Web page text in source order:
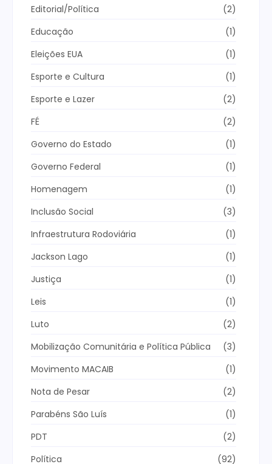
Editorial/Política
(2)
Educação
(1)
Eleições EUA
(1)
Esporte e Cultura
(1)
Esporte e Lazer
(2)
FÉ
(2)
Governo do Estado
(1)
Governo Federal
(1)
Homenagem
(1)
Inclusão Social
(3)
Infraestrutura Rodoviária
(1)
Jackson Lago
(1)
Justiça
(1)
Leis
(1)
Luto
(2)
Mobilização Comunitária e Política Pública
(3)
Movimento MACAIB
(1)
Nota de Pesar
(2)
Parabéns São Luís
(1)
PDT
(2)
Política
(92)